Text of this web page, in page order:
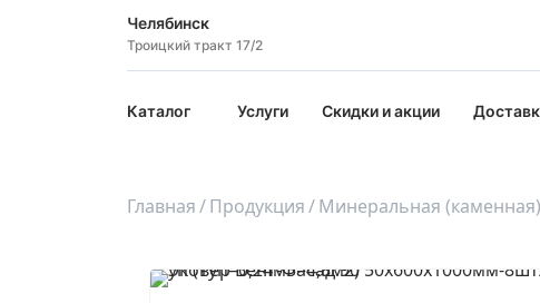
Челябинск
Троицкий тракт 17/2
Каталог Услуги Скидки и акции
Главная Продукция Минеральная